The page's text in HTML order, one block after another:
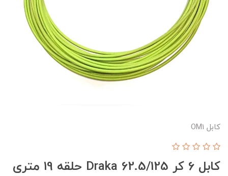
کابل OM1
کابل 6 کر Draka 62.5/125 حلقه 19 متری